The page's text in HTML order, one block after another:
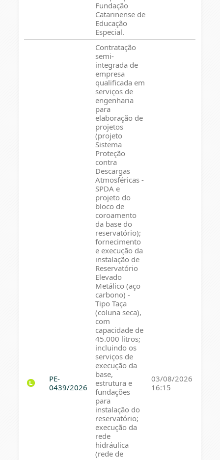
Fundação
Catarinense de
Educação
Especial.
PE-
0439/2026
Contratação
semi-
integrada de
empresa
qualificada em
serviços de
engenharia
para
elaboração de
projetos
(projeto
Sistema
Proteção
contra
Descargas
Atmosféricas -
SPDA e
projeto do
bloco de
coroamento
da base do
reservatório);
fornecimento
e execução da
instalação de
Reservatório
Elevado
Metálico (aço
carbono) -
Tipo Taça
(coluna seca),
com
capacidade de
45.000 litros;
incluindo os
serviços de
execução da
base,
estrutura e
fundações
para
instalação do
reservatório;
execução da
rede
hidráulica
(rede de
03/08/2026
16:15